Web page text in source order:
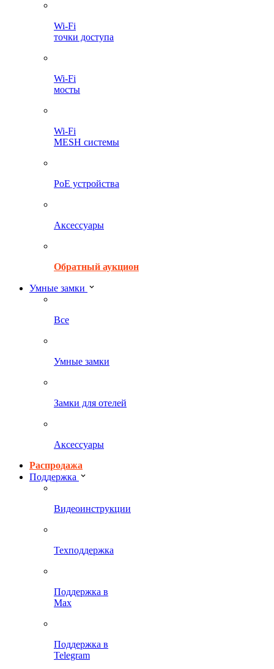
Wi-Fi
точки доступа
Wi-Fi
мосты
Wi-Fi
MESH системы
PoE устройства
Аксессуары
Обратный аукцион
Умные замки
Все
Умные замки
Замки для отелей
Аксессуары
Распродажа
Поддержка
Видеоинструкции
Техподдержка
Поддержка в
Max
Поддержка в
Telegram